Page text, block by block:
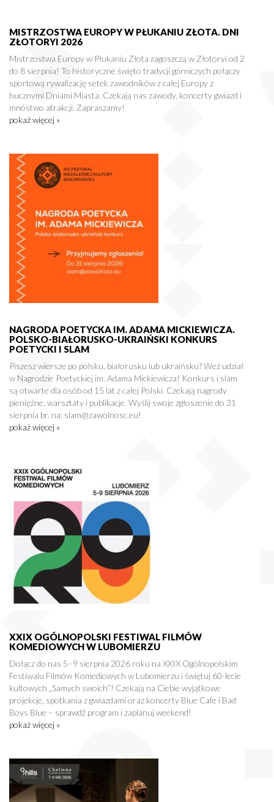
MISTRZOSTWA EUROPY W PŁUKANIU ZŁOTA. DNI
ZŁOTORYI 2026
Mistrzostwa Europy w Płukaniu Złota zagoszczą w Złotoryi od 2
do 8 sierpnia! To historyczne święto tradycji górniczych połączy
sportową rywalizację setek zawodników z całej Europy z
hucznymi Dniami Miasta. Czekają nas zawody, koncerty gwiazd i
mnóstwo atrakcji. Zapraszamy!
pokaż więcej »
NAGRODA POETYCKA IM. ADAMA MICKIEWICZA.
POLSKO-BIAŁORUSKO-UKRAIŃSKI KONKURS
POETYCKI I SLAM
Piszesz wiersze po polsku, białorusku lub ukraińsku? Weź udział
w Nagrodzie Poetyckiej im. Adama Mickiewicza! Konkurs i slam
są otwarte dla osób od 15 lat z całej Polski. Czekają nagrody
pieniężne, warsztaty i publikacje. Wyślij swoje zgłoszenie do 31
sierpnia br. na: slam@zawolnosc.eu!
pokaż więcej »
XXIX OGÓLNOPOLSKI FESTIWAL FILMÓW
KOMEDIOWYCH W LUBOMIERZU
Dołącz do nas 5–9 sierpnia 2026 roku na XXIX Ogólnopolskim
Festiwalu Filmów Komediowych w Lubomierzu i świętuj 60-lecie
kultowych „Samych swoich”! Czekają na Ciebie wyjątkowe
projekcje, spotkania z gwiazdami oraz koncerty Blue Cafe i Bad
Boys Blue – sprawdź program i zaplanuj weekend!
pokaż więcej »